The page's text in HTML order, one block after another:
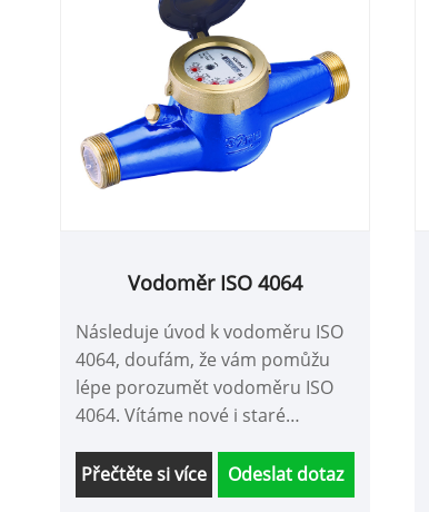
Vodoměr ISO 4064
Následuje úvod k vodoměru ISO
4064, doufám, že vám pomůžu
lépe porozumět vodoměru ISO
4064. Vítáme nové i staré
spolupracovali a společně
vytvořili lepší budoucnost!
Přečtěte si více Odeslat dotaz